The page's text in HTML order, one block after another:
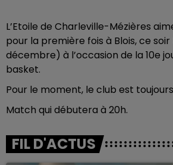
L’Etoile de Charleville-Mézières
pour la première fois à Blois, ce soir
décembre) à l’occasion de la 10e
basket.
Pour le moment, le club est
Match qui débutera à 20h.
FIL D'ACTUS